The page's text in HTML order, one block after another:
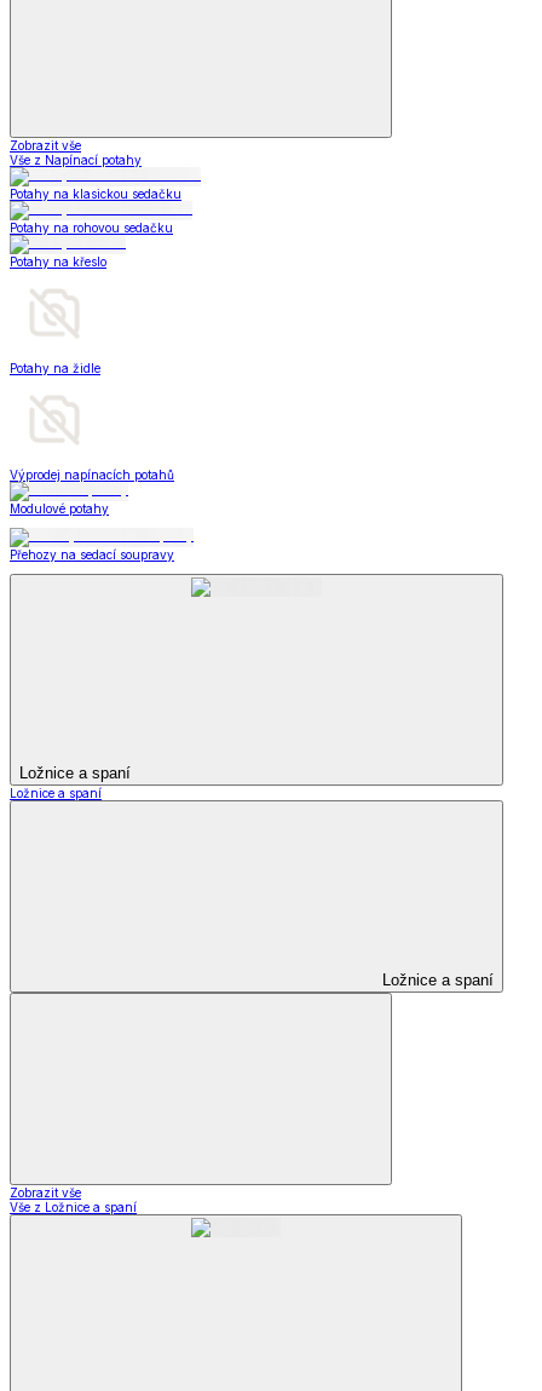
Zobrazit vše
Vše z Napínací potahy
Potahy na klasickou sedačku
Potahy na rohovou sedačku
Potahy na křeslo
Potahy na židle
Výprodej napínacích potahů
Modulové potahy
Přehozy na sedací soupravy
Ložnice a spaní
Ložnice a spaní
Ložnice a spaní
Zobrazit vše
Vše z Ložnice a spaní